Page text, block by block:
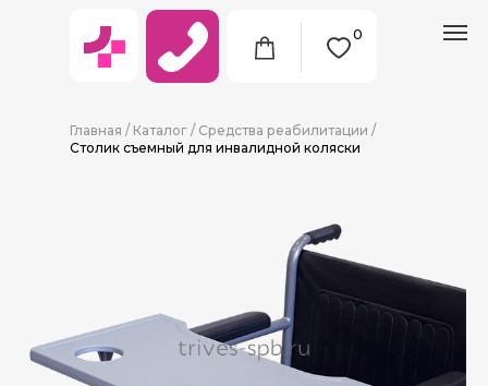
0
Главная / Каталог / Средства реабилитации /
Столик съемный для инвалидной коляски